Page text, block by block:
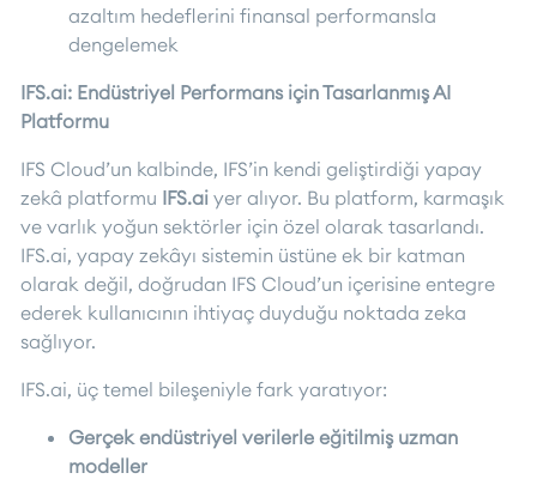
azaltım hedeflerini finansal performansla
dengelemek
IFS.ai: Endüstriyel Performans için Tasarlanmış AI
Platformu
IFS Cloud’un kalbinde, IFS’in kendi geliştirdiği yapay
zekâ platformu IFS.ai yer alıyor. Bu platform, karmaşık
ve varlık yoğun sektörler için özel olarak tasarlandı.
IFS.ai, yapay zekâyı sistemin üstüne ek bir katman
olarak değil, doğrudan IFS Cloud’un içerisine entegre
ederek kullanıcının ihtiyaç duyduğu noktada zeka
sağlıyor.
IFS.ai, üç temel bileşeniyle fark yaratıyor:
Gerçek endüstriyel verilerle eğitilmiş uzman
modeller